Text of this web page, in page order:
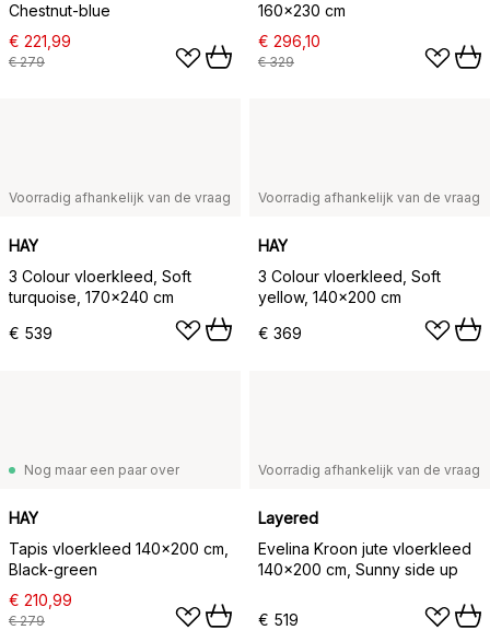
Chestnut-blue
€ 221,99
€ 279
160x230 cm
€ 296,10
€ 329
Voorradig afhankelijk van de vraag
HAY
3 Colour vloerkleed, Soft
turquoise, 170x240 cm
€ 539
Voorradig afhankelijk van de vraag
HAY
3 Colour vloerkleed, Soft
yellow, 140x200 cm
€ 369
Nog maar een paar over
HAY
Tapis vloerkleed 140x200 cm,
Black-green
€ 210,99
€ 279
Voorradig afhankelijk van de vraag
Layered
Evelina Kroon jute vloerkleed
140x200 cm, Sunny side up
€ 519